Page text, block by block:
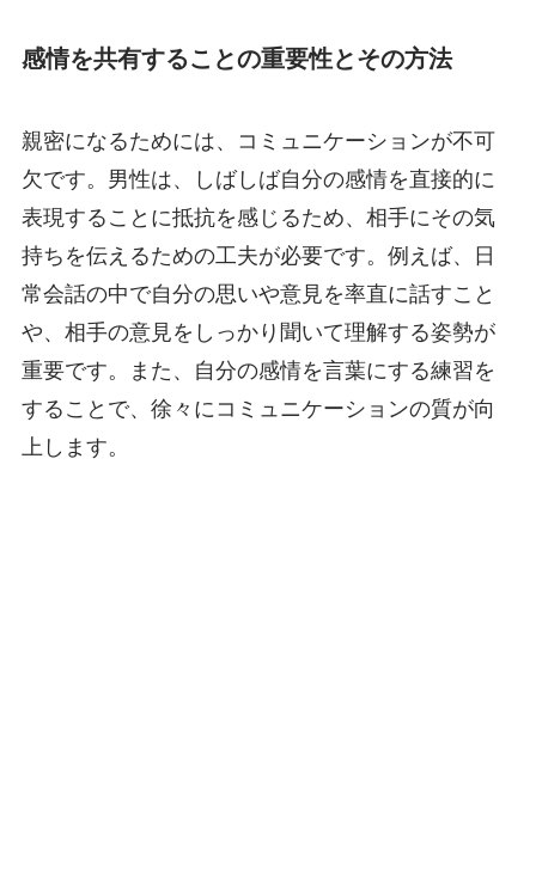
感情を共有することの重要性とその方法
親密になるためには、コミュニケーションが不可
欠です。男性は、しばしば自分の感情を直接的に
表現することに抵抗を感じるため、相手にその気
持ちを伝えるための工夫が必要です。例えば、日
常会話の中で自分の思いや意見を率直に話すこと
や、相手の意見をしっかり聞いて理解する姿勢が
重要です。また、自分の感情を言葉にする練習を
することで、徐々にコミュニケーションの質が向
上します。